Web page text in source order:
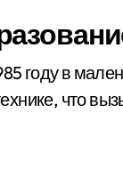
году в
что